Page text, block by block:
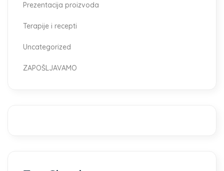
Prezentacija proizvoda
Terapije i recepti
Uncategorized
ZAPOŠLJAVAMO